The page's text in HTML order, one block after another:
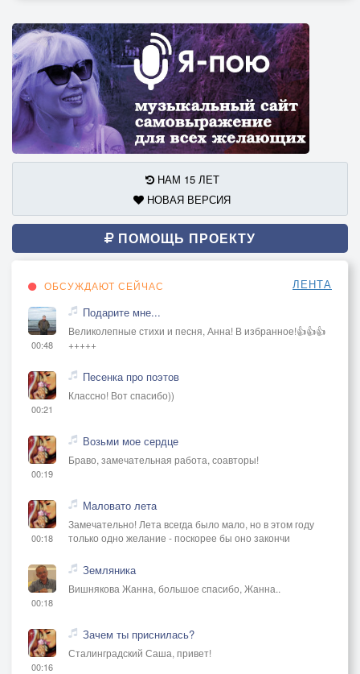
НАМ 15 ЛЕТ
НОВАЯ ВЕРСИЯ
ПОМОЩЬ ПРОЕКТУ
ОБСУЖДАЮТ СЕЙЧАС ЛЕНТА
00:48
Подарите мне...
Великолепные стихи и песня, Анна! В избранное!👍👍👍
+++++
00:21
Песенка про поэтов
Классно! Вот спасибо))
00:19
Возьми мое сердце
Браво, замечательная работа, соавторы!
00:18
Маловато лета
Замечательно! Лета всегда было мало, но в этом году
только одно желание - поскорее бы оно закончи
00:18
Земляника
Вишнякова Жанна, большое спасибо, Жанна..
00:16
Зачем ты приснилась?
Сталинградский Саша, привет!